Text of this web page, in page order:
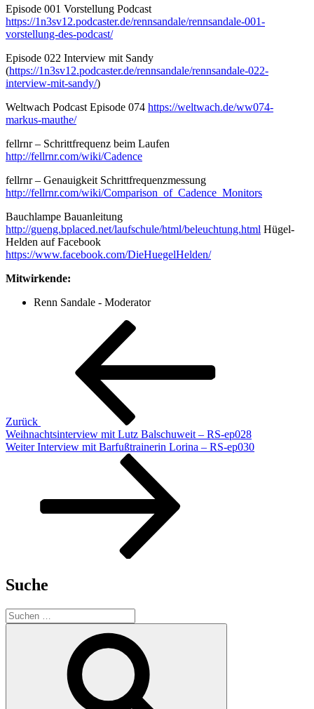
Episode 001 Vorstellung Podcast
https://1n3sv12.podcaster.de/rennsandale/rennsandale-001-
vorstellung-des-podcast/
Episode 022 Interview mit Sandy
(https://1n3sv12.podcaster.de/rennsandale/rennsandale-022-
interview-mit-sandy/)
Weltwach Podcast Episode 074 https://weltwach.de/ww074-
markus-mauthe/
fellrnr – Schrittfrequenz beim Laufen
http://fellrnr.com/wiki/Cadence
fellrnr – Genauigkeit Schrittfrequenzmessung
http://fellrnr.com/wiki/Comparison_of_Cadence_Monitors
Bauchlampe Bauanleitung
http://gueng.bplaced.net/laufschule/html/beleuchtung.html Hügel-
Helden auf Facebook
https://www.facebook.com/DieHuegelHelden/
Mitwirkende:
Renn Sandale - Moderator
Beitragsnavigation
Zurück
Weihnachtsinterview mit Lutz Balschuweit – RS-ep028
Nächster
Weiter Interview mit Barfußtrainerin Lorina – RS-ep030
Suche
Suchen
nach: